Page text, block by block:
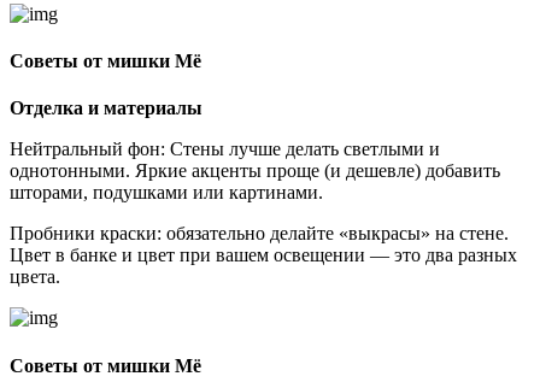
Советы от мишки Мё
Отделка и материалы
Нейтральный фон: Стены лучше делать светлыми и
однотонными. Яркие акценты проще (и дешевле) добавить
шторами, подушками или картинами.
Пробники краски: обязательно делайте «выкрасы» на стене.
Цвет в банке и цвет при вашем освещении — это два разных
цвета.
Советы от мишки Мё